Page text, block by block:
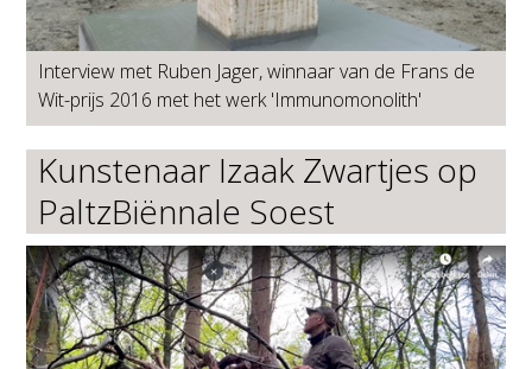
Interview met Ruben Jager, winnaar van de Frans de
Wit-prijs 2016 met het werk 'Immunomonolith'
Kunstenaar Izaak Zwartjes op
PaltzBiënnale Soest